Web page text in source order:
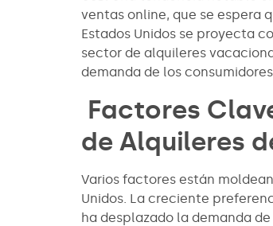
ventas online, que se espera
Estados Unidos se proyecta
sector de alquileres
demanda de los
Factores
de Alquileres
Varios factores están
Unidos. La creciente
ha desplazado la demanda